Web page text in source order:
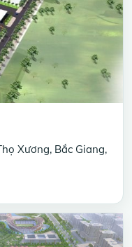
Xương, Bắc Giang,